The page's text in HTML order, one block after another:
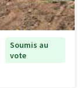
Soumis au
vote